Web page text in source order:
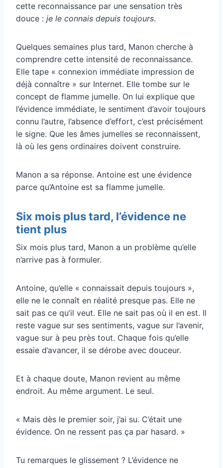
cette reconnaissance par une sensation très
douce : je le connais depuis toujours.
Quelques semaines plus tard, Manon cherche à
comprendre cette intensité de reconnaissance.
Elle tape « connexion immédiate impression de
déjà connaître » sur Internet. Elle tombe sur le
concept de flamme jumelle. On lui explique que
l’évidence immédiate, le sentiment d’avoir toujours
connu l’autre, l’absence d’effort, c’est précisément
le signe. Que les âmes jumelles se reconnaissent,
là où les gens ordinaires doivent construire.
Manon a sa réponse. Antoine est une évidence
parce qu’Antoine est sa flamme jumelle.
Six mois plus tard, l’évidence ne
tient plus
Six mois plus tard, Manon a un problème qu’elle
n’arrive pas à formuler.
Antoine, qu’elle « connaissait depuis toujours »,
elle ne le connaît en réalité presque pas. Elle ne
sait pas ce qu’il veut. Elle ne sait pas où il en est. Il
reste vague sur ses sentiments, vague sur l’avenir,
vague sur à peu près tout. Chaque fois qu’elle
essaie d’avancer, il se dérobe avec douceur.
Et à chaque doute, Manon revient au même
endroit. Au même argument. Le seul.
« Mais dès le premier soir, j’ai su. C’était une
évidence. On ne ressent pas ça par hasard. »
Tu remarques le glissement ? L’évidence ne